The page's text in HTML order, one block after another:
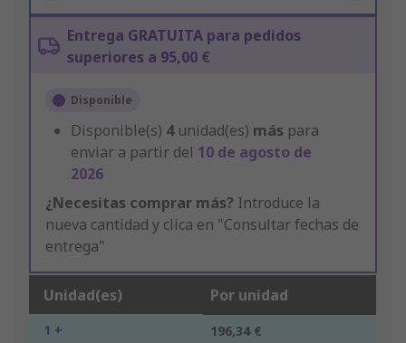
Entrega GRATUITA para pedidos
superiores a 95,00 €
Disponible
Disponible(s) 4 unidad(es) más para
enviar a partir del 10 de agosto de
2026
¿Necesitas comprar más? Introduce la
nueva cantidad y clica en "Consultar fechas de
entrega"
Unidad(es) Por unidad
1 + 196,34 €